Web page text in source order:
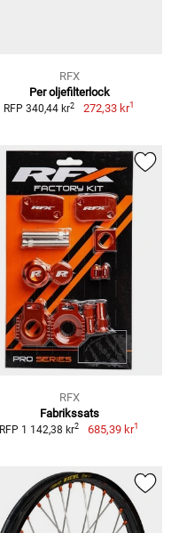
RFX
Per oljefilterlock
RFP 340,44 kr2 272,33 kr1
RFX
Fabrikssats
RFP 1 142,38 kr2 685,39 kr1